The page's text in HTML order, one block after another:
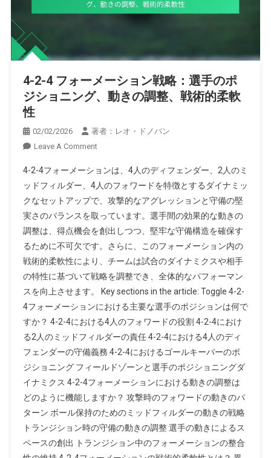
4-2-4 フォーメーション戦略：選手のポ
ジショニング、動きの調整、戦術的柔軟
性
02/02/2026
著者：レオ・ドノバン
Leave A CommentOn
2-
4
フ
ォ
ー
メ
ー
シ
戦
略：
選
手
の
ポ
ジ
シ
ョ
ニ
4-2-4フォーメーションは、4人のディフェンダー、2人のミ
ッドフィルダー、4人のフォワードを特徴とするダイナミッ
クなセットアップで、攻撃的なアグレッションと守備の堅
実さのバランスを取っています。選手間の効果的な動きの
調整は、得点機会を創出しつつ、堅牢な守備構造を確保す
るために不可欠です。さらに、このフォーメーション内の
戦術的柔軟性により、チームは試合のダイナミクスや相手
の特性に基づいて戦略を調整でき、全体的なパフォーマン
スを向上させます。 Key sections in the article: Toggle 4-2-
4フォーメーションにおける主要な選手のポジションは何で
すか？ 4-2-4における4人のフォワードの役割 4-2-4におけ
る2人のミッドフィルダーの責任 4-2-4における4人のディ
フェンダーの守備義務 4-2-4におけるゴールキーパーのポ
ジショニング フィールドゾーンと選手のポジショニングダ
イナミクス 4-2-4フォーメーションにおける動きの調整は
どのように機能しますか？ 攻撃時のフォワードの動きのパ
ターン ボール保持のためのミッドフィルダーの動きの戦略
トランジション時の守備の動きの調整 選手の動きによるス
ペースの創出 トランジション中のフォーメーションの整合